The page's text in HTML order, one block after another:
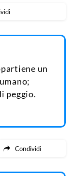
un
peggio.
Condividi